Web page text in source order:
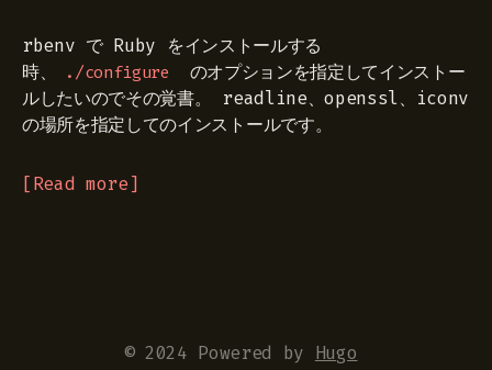
rbenv で Ruby をインストールする
時、
./configure
のオプションを指定してインストー
ルしたいのでその覚書。 readline、openssl、iconv
の場所を指定してのインストールです。
Read more
© 2024 Powered by Hugo